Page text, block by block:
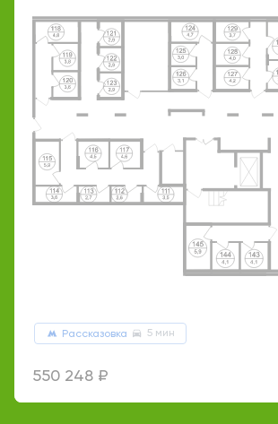
Рассказовка 5 мин
550 248 ₽